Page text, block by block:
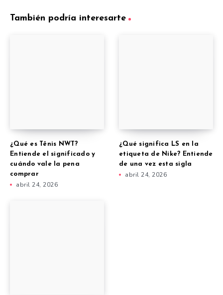
También podría interesarte
¿Qué es Tênis NWT?
Entiende el significado y
cuándo vale la pena
comprar
abril 24, 2026
¿Qué significa LS en la
etiqueta de Nike? Entiende
de una vez esta sigla
abril 24, 2026